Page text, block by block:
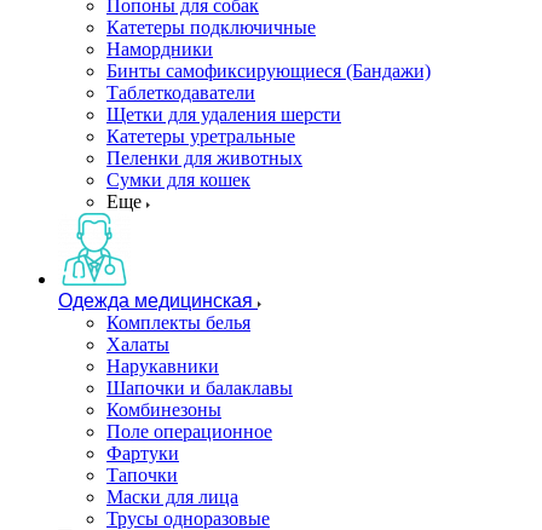
Попоны для собак
Катетеры подключичные
Намордники
Бинты самофиксирующиеся (Бандажи)
Таблеткодаватели
Щетки для удаления шерсти
Катетеры уретральные
Пеленки для животных
Сумки для кошек
Еще
Одежда медицинская
Комплекты белья
Халаты
Нарукавники
Шапочки и балаклавы
Комбинезоны
Поле операционное
Фартуки
Тапочки
Маски для лица
Трусы одноразовые